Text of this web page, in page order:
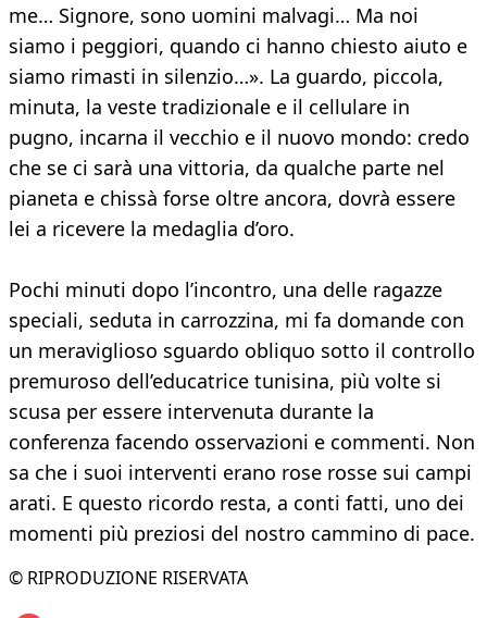
me… Signore, sono uomini malvagi… Ma noi
siamo i peggiori, quando ci hanno chiesto aiuto e
siamo rimasti in silenzio…». La guardo, piccola,
minuta, la veste tradizionale e il cellulare in
pugno, incarna il vecchio e il nuovo mondo: credo
che se ci sarà una vittoria, da qualche parte nel
pianeta e chissà forse oltre ancora, dovrà essere
lei a ricevere la medaglia d’oro.
Pochi minuti dopo l’incontro, una delle ragazze
speciali, seduta in carrozzina, mi fa domande con
un meraviglioso sguardo obliquo sotto il controllo
premuroso dell’educatrice tunisina, più volte si
scusa per essere intervenuta durante la
conferenza facendo osservazioni e commenti. Non
sa che i suoi interventi erano rose rosse sui campi
arati. E questo ricordo resta, a conti fatti, uno dei
momenti più preziosi del nostro cammino di pace.
© RIPRODUZIONE RISERVATA